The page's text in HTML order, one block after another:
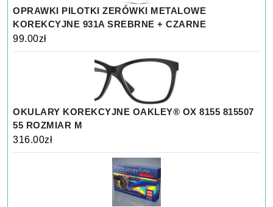
OPRAWKI PILOTKI ZERÓWKI METALOWE
KOREKCYJNE 931A SREBRNE + CZARNE
99.00zł
OKULARY KOREKCYJNE OAKLEY® OX 8155 815507
55 ROZMIAR M
316.00zł